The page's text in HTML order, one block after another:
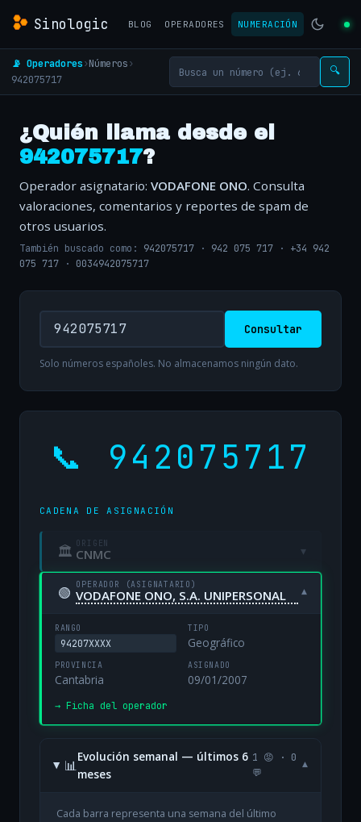
Sinologic BLOG OPERADORES NUMERACIÓN
📡 Operadores›Números›
942075717
🔍
¿Quién llama desde el
942075717?
Operador asignatario: VODAFONE ONO. Consulta
valoraciones, comentarios y reportes de spam de
otros usuarios.
También buscado como: 942075717 · 942 075 717 · +34 942
075 717 · 0034942075717
Consultar
Solo números españoles. No almacenamos ningún dato.
📞 942075717
CADENA DE ASIGNACIÓN
🏛 ORIGEN
CNMC ▾
🟢 OPERADOR (ASIGNATARIO)
VODAFONE ONO, S.A. UNIPERSONAL ▾
RANGO
94207XXXX
TIPO
Geográfico
PROVINCIA
Cantabria
ASIGNADO
09/01/2007
→ Ficha del operador
📊
Evolución semanal — últimos 6
meses
1 😡 · 0
💬
▾
Cada barra representa una semana del último